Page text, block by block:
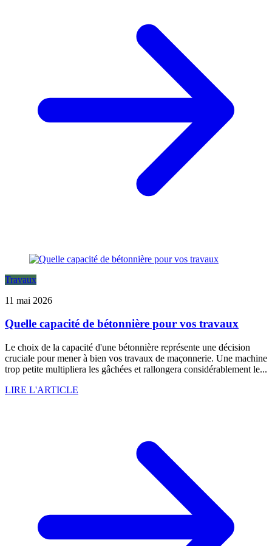
Travaux
11 mai 2026
Quelle capacité de bétonnière pour vos travaux
Le choix de la capacité d'une bétonnière représente une décision
cruciale pour mener à bien vos travaux de maçonnerie. Une machine
trop petite multipliera les gâchées et rallongera considérablement le...
LIRE L'ARTICLE